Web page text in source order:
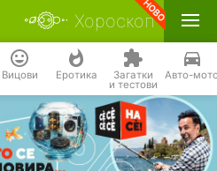
Хороскоп
Вицови Еротика Загатки
и тестови
Авто-